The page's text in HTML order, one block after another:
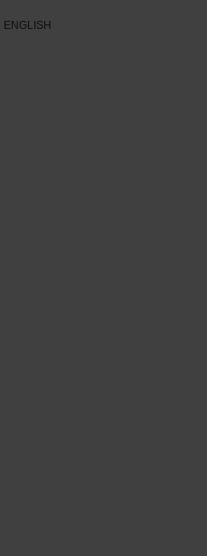
ENGLISH